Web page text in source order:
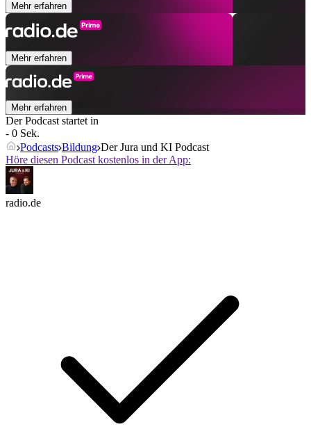
Mehr erfahren
Mehr erfahren
Mehr erfahren
Der Podcast startet in
- 0 Sek.
Podcasts Bildung Der Jura und KI Podcast
Höre diesen Podcast kostenlos in der App:
radio.de